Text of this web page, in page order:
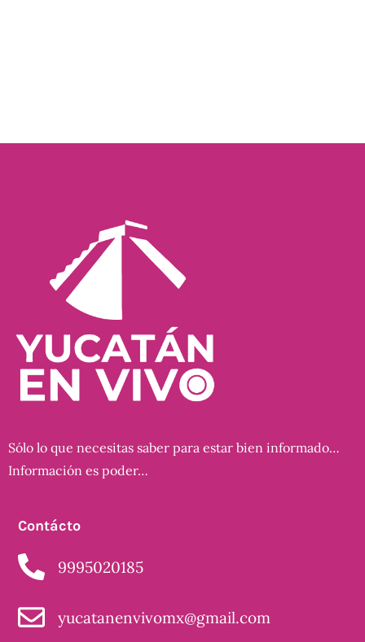
Sólo lo que necesitas saber para estar bien informado…
Información es poder…
Contácto
9995020185
yucatanenvivomx@gmail.com